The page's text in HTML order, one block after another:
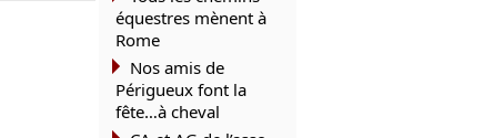
équestres mènent à
Rome
Nos amis de
Périgueux font la
fête…à cheval